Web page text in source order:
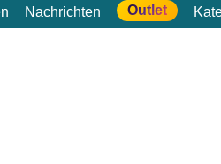
Nachrichten Outlet